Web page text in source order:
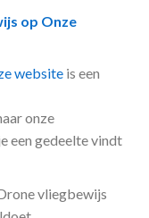
op Onze
website is een
onze
een gedeelte vindt
vliegbewijs